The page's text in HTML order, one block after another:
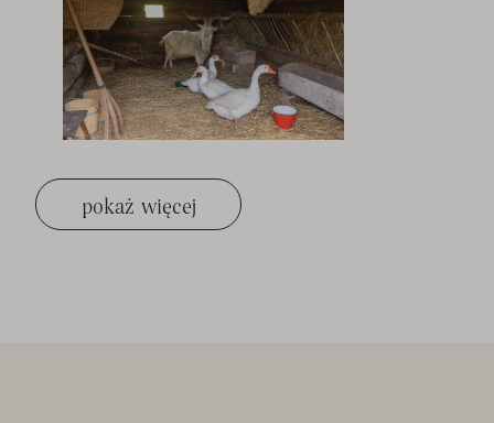
pokaż więcej